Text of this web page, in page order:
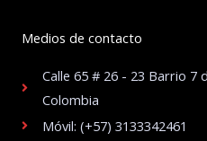
Medios de contacto
Calle 65 # 26 - 23 Barrio 7
Colombia
Móvil: (+57) 3133342461